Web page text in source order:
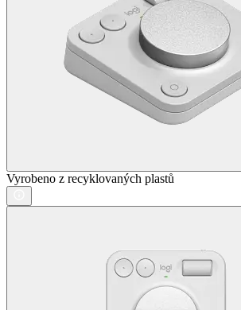
Vyrobeno z recyklovaných plastů